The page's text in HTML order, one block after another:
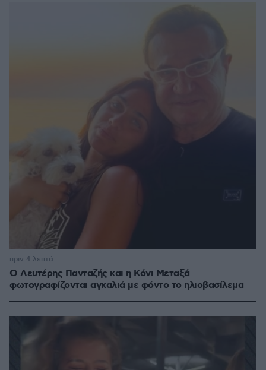
Ο Λευτέρης Πανταζής και η Κόνι Μεταξά
φωτογραφίζονται αγκαλιά με φόντο το ηλιοβασίλεμα
πριν 4 λεπτά